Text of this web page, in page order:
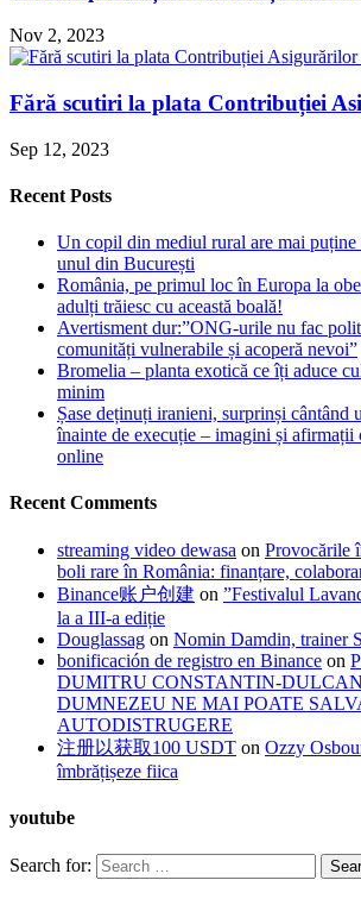
Nov 2, 2023
Fără scutiri la plata Contribuției
Sep 12, 2023
Recent Posts
Un copil din mediul rural are mai puține
unul din București
România, pe primul loc în Europa la
adulți trăiesc cu această boală!
Avertisment dur:”ONG-urile nu fac
comunități vulnerabile și acoperă nevoi”
Bromelia – planta exotică ce îți aduce
minim
Șase deținuți iranieni, surprinși cântând
înainte de execuție – imagini și afirmații
online
Recent Comments
streaming video dewasa on Provocările
boli rare în România: finanțare,
Binance账户创建 on ”Festivalul
la a III-a ediție
Douglassag on Nomin Damdin, trainer
bonificación de registro en Binance on
DUMITRU CONSTANTIN-
DUMNEZEU NE MAI POATE
AUTODISTRUGERE
注册以获取100 USDT on Ozzy
îmbrățișeze fiica
youtube
Search for: